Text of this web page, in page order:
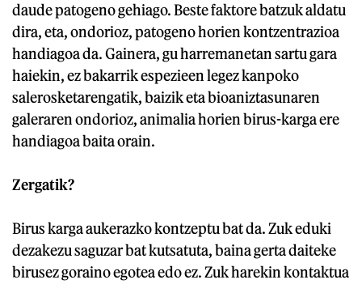
daude patogeno gehiago. Beste faktore batzuk aldatu
dira, eta, ondorioz, patogeno horien kontzentrazioa
handiagoa da. Gainera, gu harremanetan sartu gara
haiekin, ez bakarrik espezieen legez kanpoko
salerosketarengatik, baizik eta bioaniztasunaren
galeraren ondorioz, animalia horien birus-karga ere
handiagoa baita orain.
Zergatik?
Birus karga aukerazko kontzeptu bat da. Zuk eduki
dezakezu saguzar bat kutsatuta, baina gerta daiteke
birusez goraino egotea edo ez. Zuk harekin kontaktua